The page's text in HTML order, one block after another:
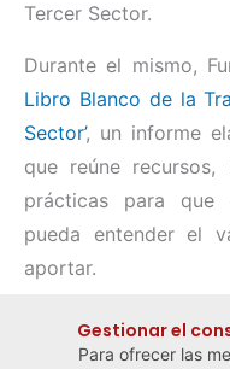
Tercer Sector.
Durante el mismo,
Libro Blanco de la
Sector’, un informe
que reúne recursos,
prácticas para que
pueda entender el
aportar.
Gestionar el
Para ofrecer las